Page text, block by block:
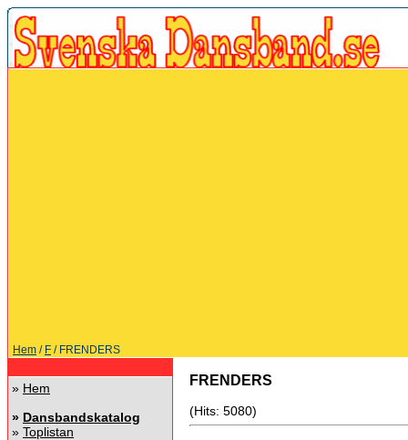
Hem / F / FRENDERS
» Hem
» Dansbandskatalog
» Toplistan
FRENDERS
(Hits: 5080)